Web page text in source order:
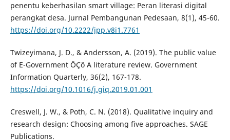
penentu keberhasilan smart village: Peran literasi digital
perangkat desa. Jurnal Pembangunan Pedesaan, 8(1), 45-60.
https://doi.org/10.2222/jpp.v8i1.7761
Twizeyimana, J. D., & Andersson, A. (2019). The public value
of E-Government ÔÇô A literature review. Government
Information Quarterly, 36(2), 167-178.
https://doi.org/10.1016/j.giq.2019.01.001
Creswell, J. W., & Poth, C. N. (2018). Qualitative inquiry and
research design: Choosing among five approaches. SAGE
Publications.